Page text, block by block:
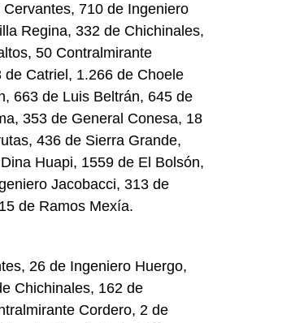
710 de Ingeniero
Regina, 332 de Chichinales,
50 Contralmirante
Catriel, 1.266 de Choele
663 de Luis Beltrán, 645 de
353 de General Conesa, 18
436 de Sierra Grande,
Huapi, 1559 de El Bolsón,
Jacobacci, 313 de
de Ramos Mexía.
26 de Ingeniero Huergo,
Chichinales, 162 de
Cordero, 2 de